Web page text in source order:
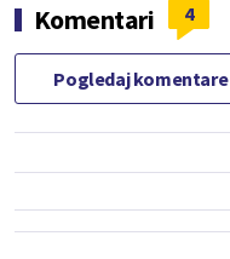
Komentari 4
Pogledaj komentare